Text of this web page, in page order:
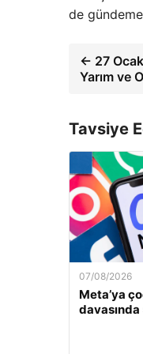
de
← 27
Yarım ve
Tavsiye
07/08/2026
Meta’ya